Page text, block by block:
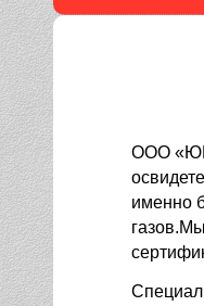
ООО
именно
газов.Мы